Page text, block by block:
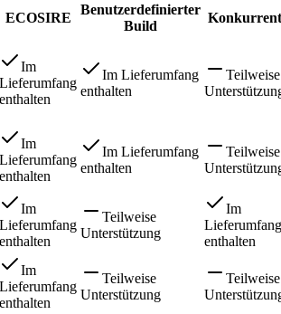
ECOSIRE
Benutzerdefinierter
Build
Konkurrent
Im
Lieferumfang
enthalten
Im Lieferumfang
enthalten
Teilweise
Im
Lieferumfang
enthalten
Im Lieferumfang
enthalten
Teilweise
Im
Lieferumfang
enthalten
Teilweise
Unterstützung
Im
Lieferumfang
enthalten
Im
Lieferumfang
enthalten
Teilweise
Unterstützung
Teilweise